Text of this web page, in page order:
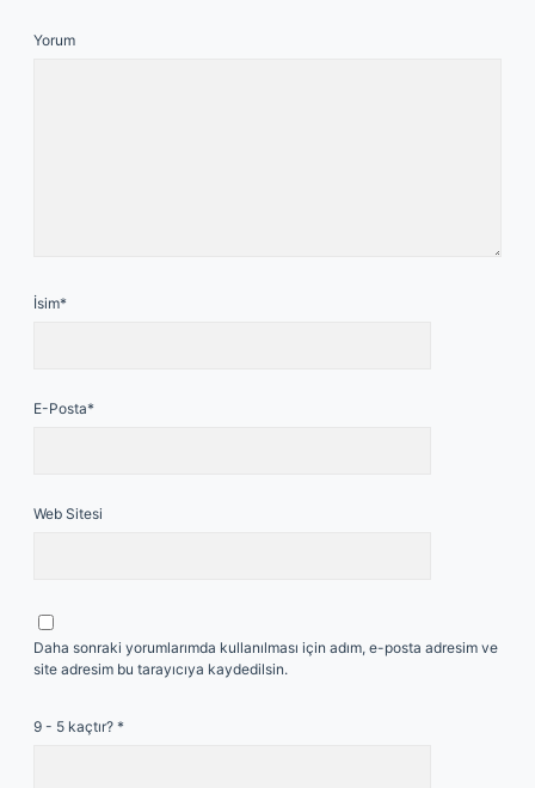
Yorum
İsim*
E-Posta*
Web Sitesi
Daha sonraki yorumlarımda kullanılması için adım, e-posta adresim ve
site adresim bu tarayıcıya kaydedilsin.
9 - 5 kaçtır? *